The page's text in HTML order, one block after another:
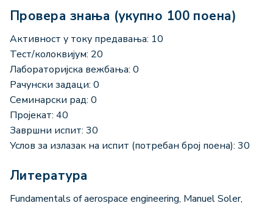
Провера знања (укупно 100 поена)
Активност у току предавања: 10
Тест/колоквијум: 20
Лабораторијска вежбања: 0
Рачунски задаци: 0
Семинарски рад: 0
Пројекат: 40
Завршни испит: 30
Услов за излазак на испит (потребан број поена): 30
Литература
Fundamentals of aerospace engineering, Manuel Soler,